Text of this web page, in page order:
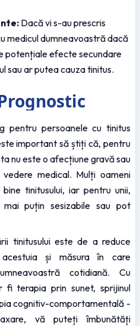
Dacă vi s-au prescris
medicul dumneavoastră dacă
potențiale efecte secundare
sau ar putea cauza tinitus.
pentru persoanele cu tinitus
important să știți că, pentru
nu este o afecțiune gravă sau
medical. Mulți oameni
tinitusului, iar pentru unii,
puțin sesizabile sau pot
tinitusului este de a reduce
și măsura în care
cotidiană. Cu
terapia prin sunet, sprijinul
cognitiv-comportamentală -
vă puteți îmbunătăți